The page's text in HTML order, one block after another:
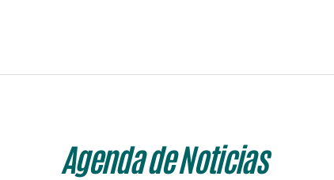
Agenda de Noticias